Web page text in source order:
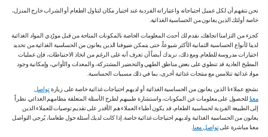
نحن نتفهم أن لكل عميل احتياجاته واعتباراته الفردية عند اختيار مكان لتناول الطعام أو الشراب خارج المنزل،
خاصة أولئك الذين يعانون من الحساسية الغذائية.
كجزء من التزامنا اتجاهك، نقدم لك أحدث المعلومات الخاصة بالمكونات المتاحة من قبل مورّدي المواد الغذائية
لدينا لأنواع الحساسية الثمانية الأكثر شيوعاً، حتى يتمكن ضيوفنا الذين يعانون من الحساسية الغذائية من تحديد
اختيارات مدروسة للطعام. ومع ذلك، نريدك أيضاً أن تعرف أنه على الرغم من اتخاذ الاحتياطات، فإن عمليات
المطبخ العادية قد تنطوي على بعض مناطق الطهي والتحضير المشتركة، والمعدات والأواني، وإمكانية وجود
مواد غذائية تتلامس مع منتجات غذائية أخرى، بما في ذلك مسببات الحساسية.
نشجع عملاءنا الذين يعانون من الحساسية الغذائية أو لديهم احتياجات غذائية خاصة على زيارةتواصل
معنا للحصول على معلومات عن المكونات، واستشارة طبيبهم لطرح الأسئلة المتعلقة بنظامهم الغذائي. نظراً
إلى الطبيعة الفردية لحساسية الطعام، قد يكون أطباء العملاء هم الأقدر على تقديم توصيات للعملاء الذين
يعانون من الحساسية الغذائية ولديهم احتياجات غذائية خاصة. إذا كانت لديك أسئلة حول طعامنا، يُرجى التواصل
معنا مباشرة علىتواصل معنا.